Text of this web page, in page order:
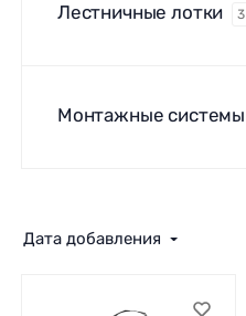
Лестничные лотки 3
Монтажные системы
Дата добавления